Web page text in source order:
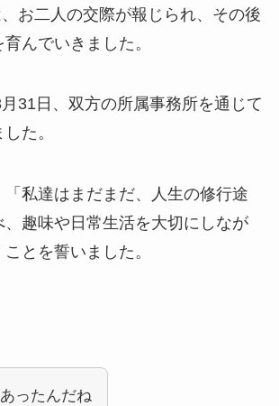
お二人の交際が報じられ、その後
んでいきました。
31日、双方の所属事務所を通じて
た。
私達はまだまだ、人生の修行途
、趣味や日常生活を大切にしなが
とを誓いました。
ったんだね